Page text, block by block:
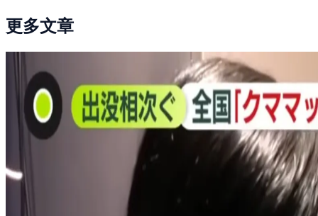
更多文章